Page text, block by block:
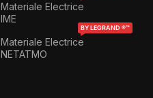
Materiale Electrice
IME
Materiale Electrice
NETATMO
BY LEGRAND ®™